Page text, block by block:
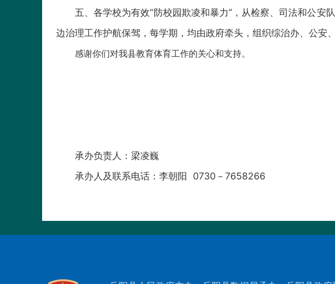
五、各学校为有效“防校园欺凌和暴力”，从检察、司法和公
边治理工作护航保驾，每学期，均由政府牵头，组织综治办、公安
感谢你们对我县教育体育工作的关心
承办负责人：梁凌巍
承办人及联系电话：李朝阳 0730－7658266